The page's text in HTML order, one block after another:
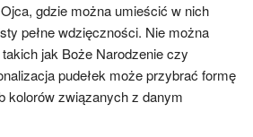
gdzie można umieścić w nich
pełne wdzięczności. Nie można
jak Boże Narodzenie czy
pudełek może przybrać formę
kolorów związanych z danym